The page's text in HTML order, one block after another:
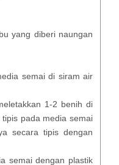
yang diberi naungan
semai di siram air
1-2 benih di
pada media semai
secara tipis dengan
semai dengan plastik